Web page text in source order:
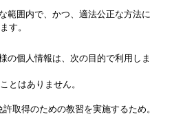
範囲内で、かつ、適法公正な方法に
す。
の個人情報は、次の目的で利用しま
とはありません。
取得のための教習を実施するため。